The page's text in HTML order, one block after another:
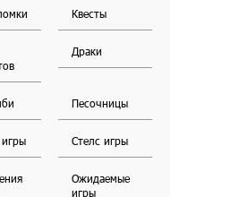
Квесты
Драки
Песочницы
Стелс игры
Ожидаемые
игры